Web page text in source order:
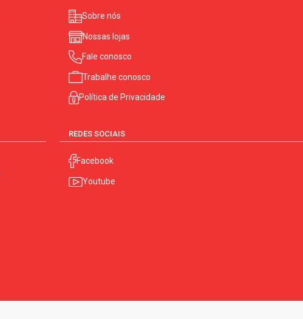
Sobre nós
Nossas lojas
Fale conosco
Trabalhe conosco
Política de Privacidade
REDES SOCIAIS
Facebook
Youtube